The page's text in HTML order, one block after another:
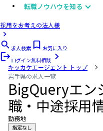
転職ノウハウを知る
採用をお考えの法人様
求人検索
お気に入り
ログイン無料相談
キッカケエージェント トップ
岩手県の求人一覧
BigQueryエン
職・中途採用
勤務地
指定なし